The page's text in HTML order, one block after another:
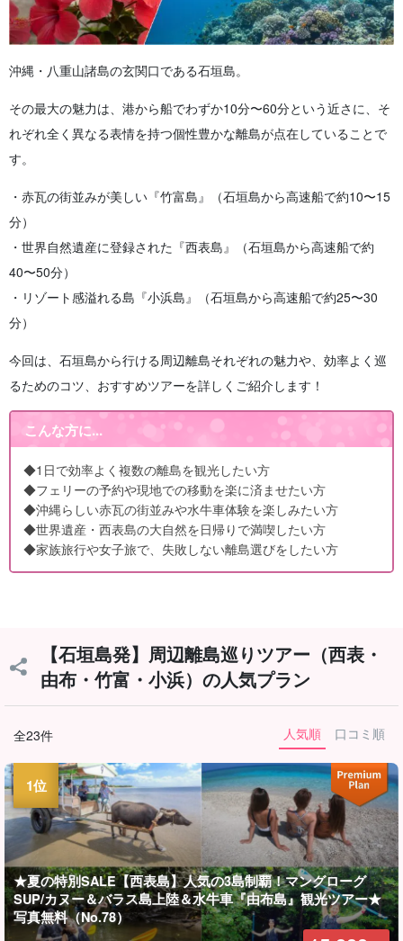
沖縄・八重山諸島の玄関口である石垣島。
その最大の魅力は、港から船でわずか10分〜60分という近さに、そ
れぞれ全く異なる表情を持つ個性豊かな離島が点在していることで
す。
・赤瓦の街並みが美しい『竹富島』（石垣島から高速船で約10〜15
分）
・世界自然遺産に登録された『西表島』（石垣島から高速船で約
40〜50分）
・リゾート感溢れる島『小浜島』（石垣島から高速船で約25〜30
分）
今回は、石垣島から行ける周辺離島それぞれの魅力や、効率よく巡
るためのコツ、おすすめツアーを詳しくご紹介します！
こんな方に...
◆1日で効率よく複数の離島を観光したい方
◆フェリーの予約や現地での移動を楽に済ませたい方
◆沖縄らしい赤瓦の街並みや水牛車体験を楽しみたい方
◆世界遺産・西表島の大自然を日帰りで満喫したい方
◆家族旅行や女子旅で、失敗しない離島選びをしたい方
【石垣島発】周辺離島巡りツアー（西表・
由布・竹富・小浜）の人気プラン
全23件 人気順 口コミ順
★夏の特別SALE【西表島】人気の3島制覇！マングローグ
SUP/カヌー＆バラス島上陸＆水牛車『由布島』観光ツアー★
写真無料（No.78）